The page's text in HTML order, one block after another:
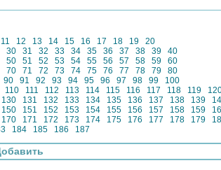
11 12 13 14 15 16 17 18 19
20
30 31 32 33 34 35 36 37 38 39
40
50 51 52 53 54 55 56 57 58 59
60
70 71 72 73 74 75 76 77 78 79
80
90 91 92 93 94 95 96 97 98 99
100
110 111 112 113 114 115 116 117 118 119
130 131 132 133 134 135 136 137 138 139
150 151 152 153 154 155 156 157 158 159
170 171 172 173 174 175 176 177 178 179
184 185 186 187